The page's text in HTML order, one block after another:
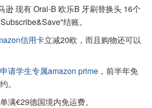
逊 现有 Oral-B 欧乐B 牙刷替换头 16个
结账。
信用卡立减20欧，而且购物还可以
请学生专属amazon prime ，前半年免
。
满€29德国境内免运费。